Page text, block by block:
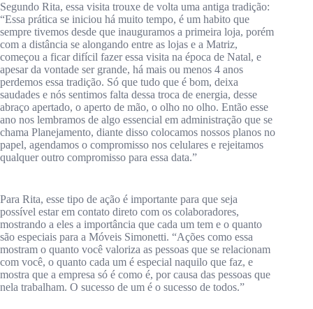
Segundo Rita, essa visita trouxe de volta uma antiga tradição:
“Essa prática se iniciou há muito tempo, é um habito que
sempre tivemos desde que inauguramos a primeira loja, porém
com a distância se alongando entre as lojas e a Matriz,
começou a ficar difícil fazer essa visita na época de Natal, e
apesar da vontade ser grande, há mais ou menos 4 anos
perdemos essa tradição. Só que tudo que é bom, deixa
saudades e nós sentimos falta dessa troca de energia, desse
abraço apertado, o aperto de mão, o olho no olho. Então esse
ano nos lembramos de algo essencial em administração que se
chama Planejamento, diante disso colocamos nossos planos no
papel, agendamos o compromisso nos celulares e rejeitamos
qualquer outro compromisso para essa data.”
Para Rita, esse tipo de ação é importante para que seja
possível estar em contato direto com os colaboradores,
mostrando a eles a importância que cada um tem e o quanto
são especiais para a Móveis Simonetti. “Ações como essa
mostram o quanto você valoriza as pessoas que se relacionam
com você, o quanto cada um é especial naquilo que faz, e
mostra que a empresa só é como é, por causa das pessoas que
nela trabalham. O sucesso de um é o sucesso de todos.”